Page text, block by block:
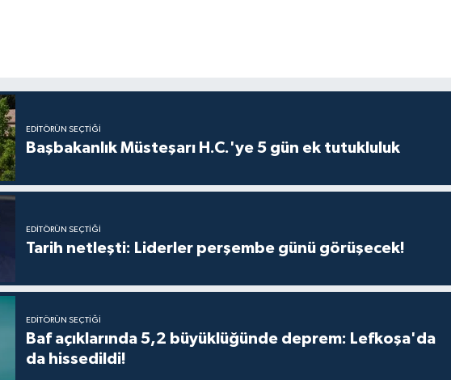
EDITÖRÜN SEÇTIĞI
Başbakanlık Müsteşarı H.C.'ye 5 gün ek tutukluluk
EDITÖRÜN SEÇTIĞI
Tarih netleşti: Liderler perşembe günü görüşecek!
EDITÖRÜN SEÇTIĞI
Baf açıklarında 5,2 büyüklüğünde deprem: Lefkoşa'da
da hissedildi!